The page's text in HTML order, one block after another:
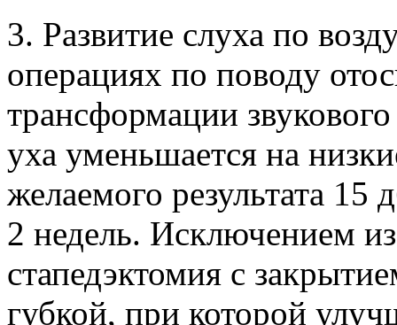
3. Развитие слуха по
операциях по поводу
трансформации
уха уменьшается на
желаемого результата 15
2 недель. Исключением из
стапедэктомия с
губкой, при которой